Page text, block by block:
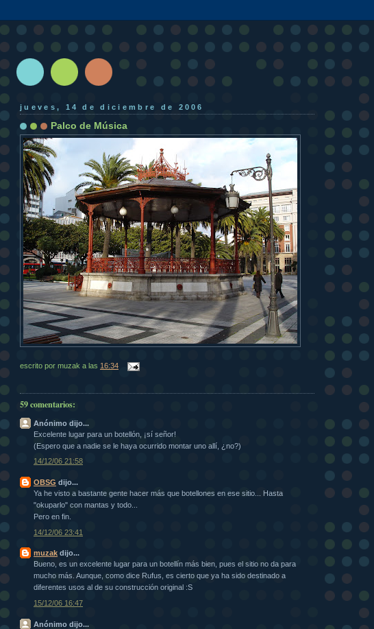
jueves, 14 de diciembre de 2006
Palco de Música
escrito por muzak a las 16:34
59 comentarios:
Anónimo dijo...
Excelente lugar para un botellón, ¡sí señor!
(Espero que a nadie se le haya ocurrido montar uno allí, ¿no?)
14/12/06 21:58
OBSG dijo...
Ya he visto a bastante gente hacer más que botellones en ese sitio... Hasta
"okuparlo" con mantas y todo...
Pero en fin.
14/12/06 23:41
muzak dijo...
Bueno, es un excelente lugar para un botellín más bien, pues el sitio no da para
mucho más. Aunque, como dice Rufus, es cierto que ya ha sido destinado a
diferentes usos al de su construcción original :S
15/12/06 16:47
Anónimo dijo...